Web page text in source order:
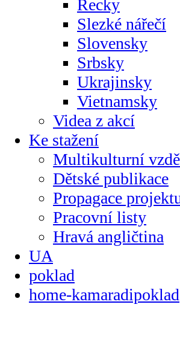
Řecky
Slezké nářečí
Slovensky
Srbsky
Ukrajinsky
Vietnamsky
Videa z akcí
Ke stažení
Multikulturní
Dětské publikace
Propagace
Pracovní listy
Hravá angličtina
UA
poklad
home-kamaradipoklad